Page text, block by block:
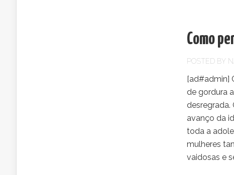
Como
POSTED BY
[ad#admin]
de gordura
desregrada.
avanço da
toda a
mulheres
vaidosas e